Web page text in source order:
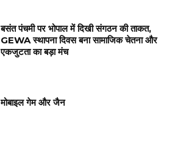
बसंत पंचमी पर भोपाल में दिखी संगठन की ताकत,
GEWA स्थापना दिवस बना सामाजिक चेतना और
एकजुटता का बड़ा मंच
मोबाइल गेम और जैन